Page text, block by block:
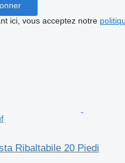
ici, vous acceptez notre
Ribaltabile 20 Piedi